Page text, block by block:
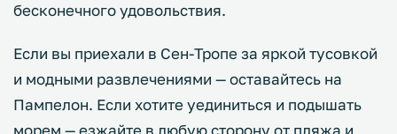
бесконечного удовольствия.
Если вы приехали в Сен-Тропе за яркой тусовкой
и модными развлечениями — оставайтесь на
Пампелон. Если хотите уединиться и подышать
морем — езжайте в любую сторону от пляжа и